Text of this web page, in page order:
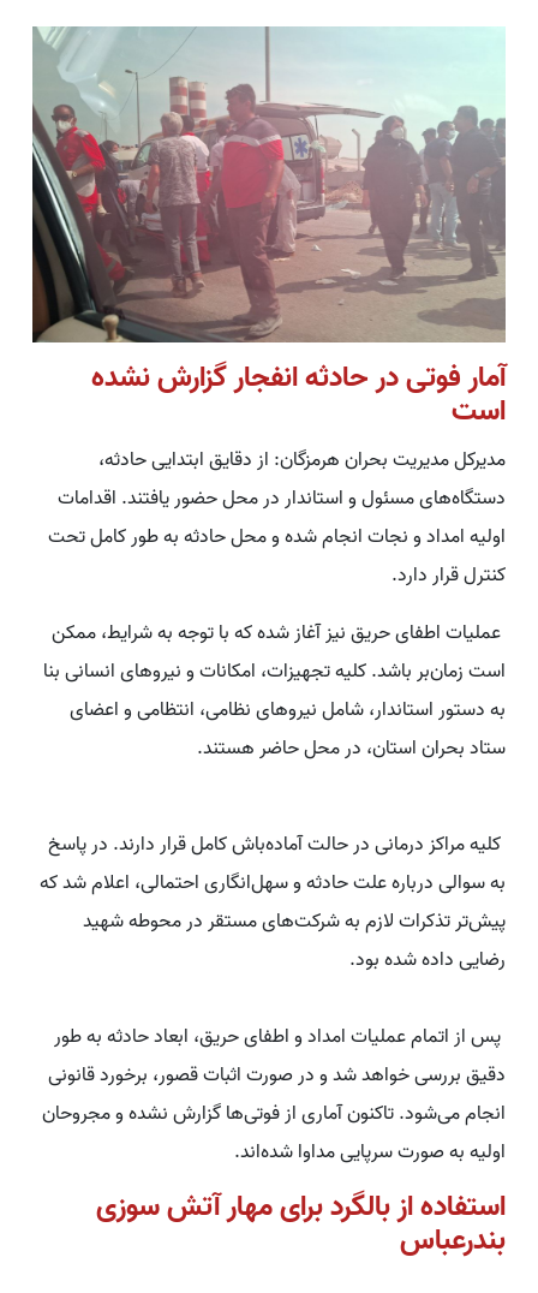
آمار فوتی در حادثه انفجار گزارش نشده
است
مدیرکل مدیریت بحران هرمزگان: از دقایق ابتدایی حادثه،
دستگاه‌های مسئول و استاندار در محل حضور یافتند. اقدامات
اولیه امداد و نجات انجام شده و محل حادثه به طور کامل تحت
کنترل قرار دارد.
عملیات اطفای حریق نیز آغاز شده که با توجه به شرایط، ممکن
است زمان‌بر باشد. کلیه تجهیزات، امکانات و نیروهای انسانی بنا
به دستور استاندار، شامل نیروهای نظامی، انتظامی و اعضای
ستاد بحران استان، در محل حاضر هستند.
کلیه مراکز درمانی در حالت آماده‌باش کامل قرار دارند. در پاسخ
به سوالی درباره علت حادثه و سهل‌انگاری احتمالی، اعلام شد که
پیش‌تر تذکرات لازم به شرکت‌های مستقر در محوطه شهید
رضایی داده شده بود.
پس از اتمام عملیات امداد و اطفای حریق، ابعاد حادثه به طور
دقیق بررسی خواهد شد و در صورت اثبات قصور، برخورد قانونی
انجام می‌شود. تاکنون آماری از فوتی‌ها گزارش نشده و مجروحان
اولیه به صورت سرپایی مداوا شده‌اند.
استفاده از بالگرد برای مهار آتش سوزی
بندرعباس